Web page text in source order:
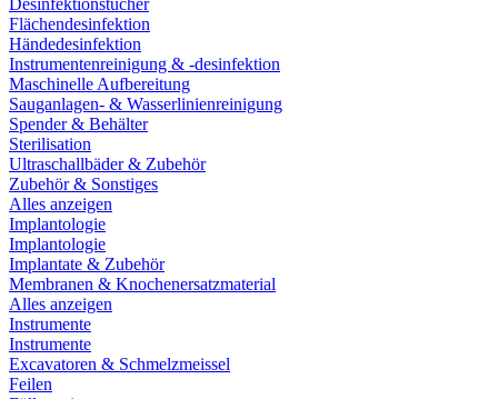
Desinfektionstücher
Flächendesinfektion
Händedesinfektion
Instrumentenreinigung & -desinfektion
Maschinelle Aufbereitung
Sauganlagen- & Wasserlinienreinigung
Spender & Behälter
Sterilisation
Ultraschallbäder & Zubehör
Zubehör & Sonstiges
Alles anzeigen
Implantologie
Implantologie
Implantate & Zubehör
Membranen & Knochenersatzmaterial
Alles anzeigen
Instrumente
Instrumente
Excavatoren & Schmelzmeissel
Feilen